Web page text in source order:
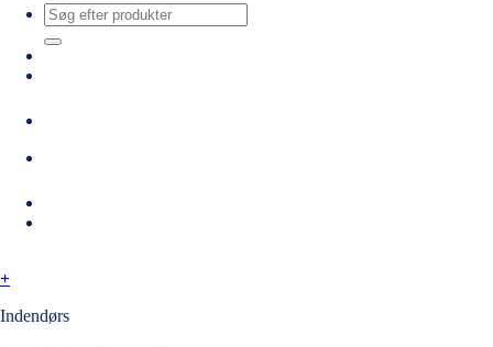
Søg
efter:
+
Indendørs